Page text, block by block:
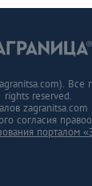
rights reserved.
согласия
порталом